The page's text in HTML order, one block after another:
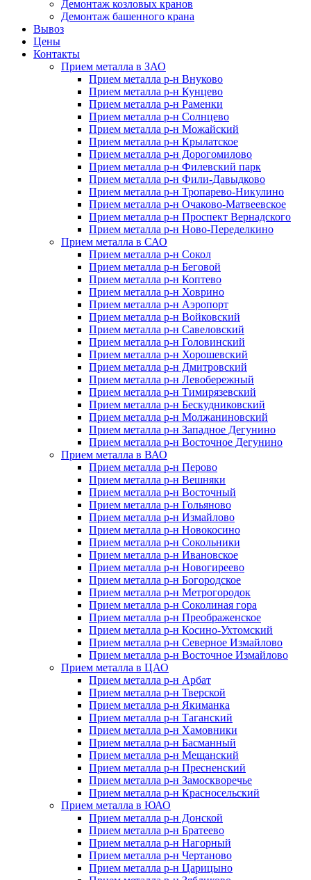
Демонтаж козловых кранов
Демонтаж башенного крана
Вывоз
Цены
Контакты
Прием металла в ЗАО
Прием металла р-н Внуково
Прием металла р-н Кунцево
Прием металла р-н Раменки
Прием металла р-н Солнцево
Прием металла р-н Можайский
Прием металла р-н Крылатское
Прием металла р-н Дорогомилово
Прием металла р-н Филевский парк
Прием металла р-н Фили-Давыдково
Прием металла р-н Тропарево-Никулино
Прием металла р-н Очаково-Матвеевское
Прием металла р-н Проспект Вернадского
Прием металла р-н Ново-Переделкино
Прием металла в САО
Прием металла р-н Сокол
Прием металла р-н Беговой
Прием металла р-н Коптево
Прием металла р-н Ховрино
Прием металла р-н Аэропорт
Прием металла р-н Войковский
Прием металла р-н Савеловский
Прием металла р-н Головинский
Прием металла р-н Хорошевский
Прием металла р-н Дмитровский
Прием металла р-н Левобережный
Прием металла р-н Тимирязевский
Прием металла р-н Бескудниковский
Прием металла р-н Молжаниновский
Прием металла р-н Западное Дегунино
Прием металла р-н Восточное Дегунино
Прием металла в ВАО
Прием металла р-н Перово
Прием металла р-н Вешняки
Прием металла р-н Восточный
Прием металла р-н Гольяново
Прием металла р-н Измайлово
Прием металла р-н Новокосино
Прием металла р-н Сокольники
Прием металла р-н Ивановское
Прием металла р-н Новогиреево
Прием металла р-н Богородское
Прием металла р-н Метрогородок
Прием металла р-н Соколиная гора
Прием металла р-н Преображенское
Прием металла р-н Косино-Ухтомский
Прием металла р-н Северное Измайлово
Прием металла р-н Восточное Измайлово
Прием металла в ЦАО
Прием металла р-н Арбат
Прием металла р-н Тверской
Прием металла р-н Якиманка
Прием металла р-н Таганский
Прием металла р-н Хамовники
Прием металла р-н Басманный
Прием металла р-н Мещанский
Прием металла р-н Пресненский
Прием металла р-н Замоскворечье
Прием металла р-н Красносельский
Прием металла в ЮАО
Прием металла р-н Донской
Прием металла р-н Братеево
Прием металла р-н Нагорный
Прием металла р-н Чертаново
Прием металла р-н Царицыно